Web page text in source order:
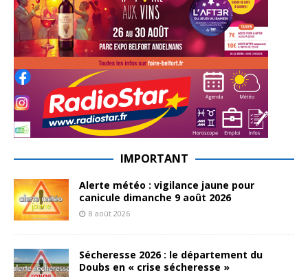
IMPORTANT
Alerte météo : vigilance jaune pour
canicule dimanche 9 août 2026
8 août 2026
Sécheresse 2026 : le département du
Doubs en « crise sécheresse »